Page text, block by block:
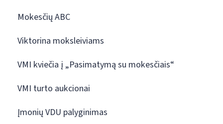
Mokesčių ABC
Viktorina moksleiviams
VMI kviečia į „Pasimatymą su mokesčiais“
VMI turto aukcionai
Įmonių VDU palyginimas